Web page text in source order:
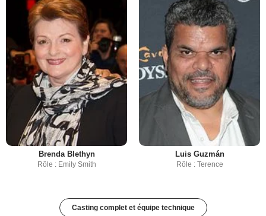
Brenda Blethyn
Rôle : Emily Smith
Luis Guzmán
Rôle : Terence
Casting complet et équipe technique